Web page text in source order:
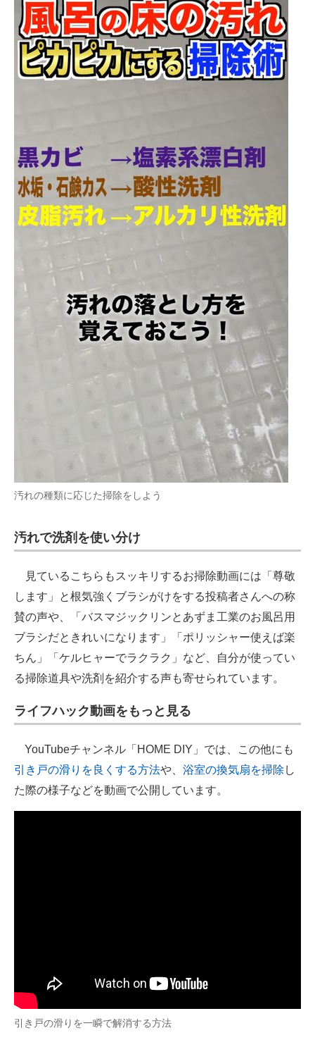
汚れの種類に応じた掃除をしよう
汚れで洗剤を使い分け
見ているこちらもスッキリするお掃除動画には「尊敬
します」と根気強くブラシがけをする投稿者さんへの称
賛の声や、「バスマジックリンとあずま工業のお風呂用
ブラシだときれいになります」「ポリッシャー使えば楽
ちん」「ケルヒャーでラクラク」など、自分が使ってい
る掃除道具や洗剤を紹介する声も寄せられています。
ライフハック動画をもっと見る
YouTubeチャンネル「HOME DIY」では、この他にも
引き戸の滑りを良くする方法や、 浴室の換気扇を掃除 し
た際の様子などを動画で公開しています。
引き戸の滑りを一瞬で解消する方法